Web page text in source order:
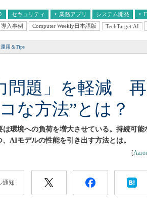
セキュリティ 業務アプリ システム開発
経営とIT 医療IT
導入事例 Computer Weekly日本語版 TechTarget.AI
運用＆Tips
問題」を軽減
な方法”とは？
環境への負荷を増大させている。持続可
AIモデルの性能を引き出す方法とは。
[
通知